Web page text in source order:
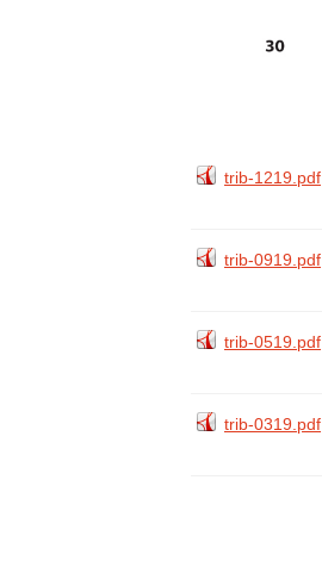
trib-1219.pdf
trib-0919.pdf
trib-0519.pdf
trib-0319.pdf